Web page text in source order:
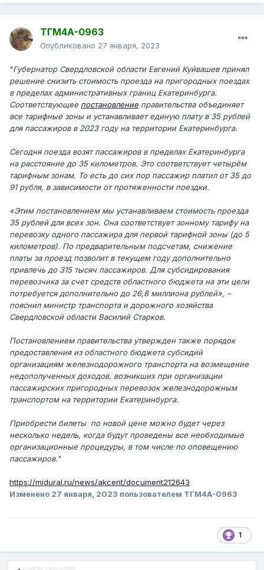
ТГМ4А-0963
Опубликовано 27 января, 2023
"Губернатор Свердловской области Евгений Куйвашев принял
решение снизить стоимость проезда на пригородных поездах
в пределах административных границ Екатеринбурга.
Соответствующее постановление правительства объединяет
все тарифные зоны и устанавливает единую плату в 35 рублей
для пассажиров в 2023 году на территории Екатеринбурга.
Сегодня поезда возят пассажиров в пределах Екатеринбурга
на расстояние до 35 километров. Это соответствует четырём
тарифным зонам. То есть до сих пор пассажир платил от 35 до
91 рубля, в зависимости от протяженности поездки.
«Этим постановлением мы устанавливаем стоимость проезда
35 рублей для всех зон. Она соответствует зонному тарифу на
перевозку одного пассажира для первой тарифной зоны (до 5
километров). По предварительным подсчетам, снижение
платы за проезд позволит в текущем году дополнительно
привлечь до 315 тысяч пассажиров. Для субсидирования
перевозчика за счет средств областного бюджета на эти цели
потребуется дополнительно до 26,8 миллиона рублей», –
пояснил министр транспорта и дорожного хозяйства
Свердловской области Василий Старков.
Постановлением правительства утвержден также порядок
предоставления из областного бюджета субсидий
организациям железнодорожного транспорта на возмещение
недополученных доходов, возникших при организации
пассажирских пригородных перевозок железнодорожным
транспортом на территории Екатеринбурга.
Приобрести билеты по новой цене можно будет через
несколько недель, когда будут проведены все необходимые
организационные процедуры, в том числе по оповещению
пассажиров."
https://midural.ru/news/akcent/document212643
Изменено 27 января, 2023 пользователем ТГМ4А-0963
1